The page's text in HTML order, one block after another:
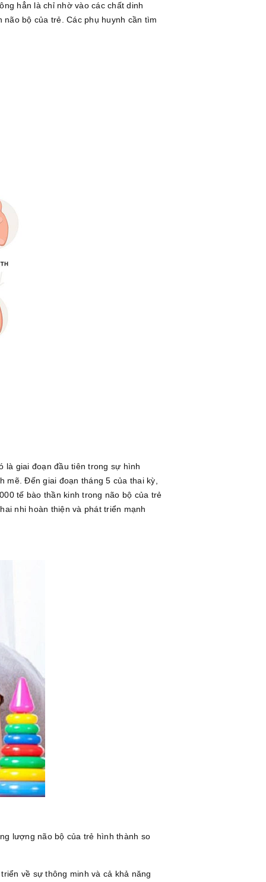
hẳn là chỉ nhờ vào các chất dinh
bộ của trẻ. Các phụ huynh cần tìm
là giai đoạn đầu tiên trong sự hình
mẽ. Đến giai đoạn tháng 5 của thai kỳ,
tế bào thần kinh trong não bộ của trẻ
nhi hoàn thiện và phát triển mạnh
lượng não bộ của trẻ hình thành so
về sự thông minh và cả khả năng